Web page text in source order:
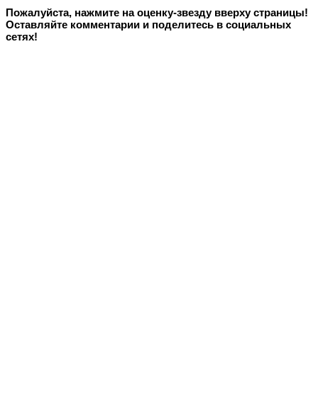
Пожалуйста, нажмите на оценку-звезду вверху страницы!
Оставляйте комментарии и поделитесь в социальных
сетях!